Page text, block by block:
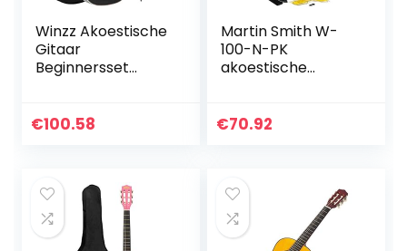
Winzz Akoestische
Gitaar
Beginnersset
Gitaartas,
€100.58
Martin Smith W-
100-N-PK
akoestische
gitaarplectrums
€70.92